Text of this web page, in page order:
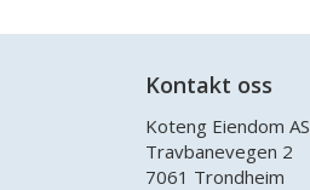
Kontakt oss
Koteng Eiendom AS
Travbanevegen 2
7061 Trondheim